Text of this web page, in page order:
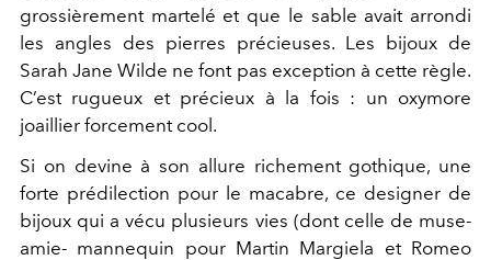
grossièrement martelé et que le sable avait arrondi
les angles des pierres précieuses. Les bijoux de
Sarah Jane Wilde ne font pas exception à cette règle.
C’est rugueux et précieux à la fois : un oxymore
joaillier forcement cool.
Si on devine à son allure richement gothique, une
forte prédilection pour le macabre, ce designer de
bijoux qui a vécu plusieurs vies (dont celle de muse-
amie- mannequin pour Martin Margiela et Romeo